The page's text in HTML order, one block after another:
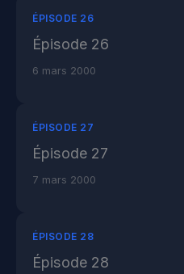
ÉPISODE 26
Épisode 26
6 mars 2000
ÉPISODE 27
Épisode 27
7 mars 2000
ÉPISODE 28
Épisode 28